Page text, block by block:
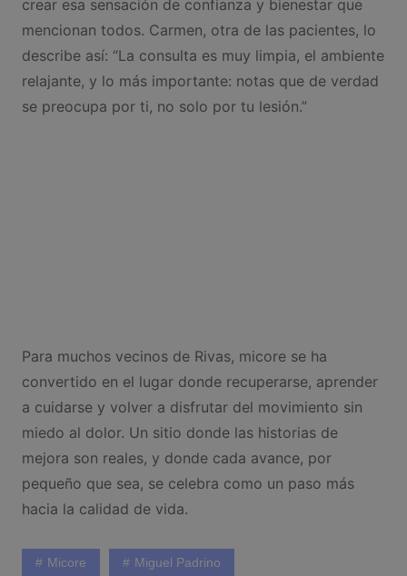
crear esa sensación de confianza y bienestar que
mencionan todos. Carmen, otra de las pacientes, lo
describe así: “La consulta es muy limpia, el ambiente
relajante, y lo más importante: notas que de verdad
se preocupa por ti, no solo por tu lesión.”
Para muchos vecinos de Rivas, micore se ha
convertido en el lugar donde recuperarse, aprender
a cuidarse y volver a disfrutar del movimiento sin
miedo al dolor. Un sitio donde las historias de
mejora son reales, y donde cada avance, por
pequeño que sea, se celebra como un paso más
hacia la calidad de vida.
Micore Miguel Padrino